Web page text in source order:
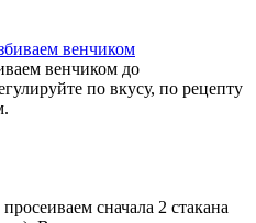
венчиком до
по вкусу, по рецепту
сначала 2 стакана